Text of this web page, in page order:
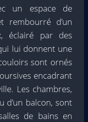
un espace de
rembourré d’un
éclairé par des
lui donnent une
sont ornés
encadrant
Les chambres,
d’un balcon, sont
de bains en